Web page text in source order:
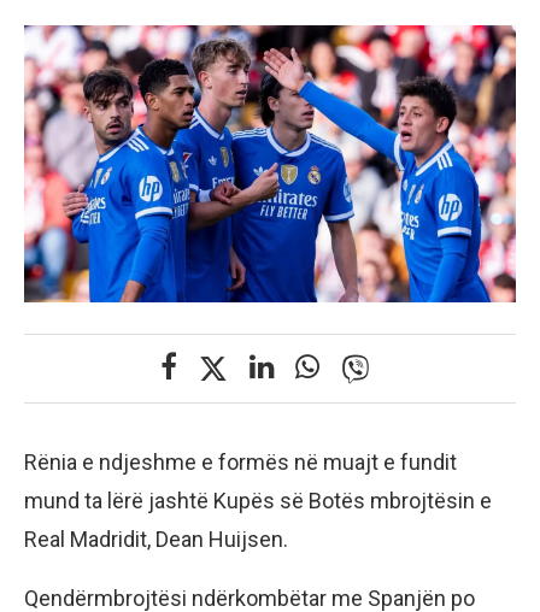
Rënia e ndjeshme e formës në muajt e fundit
mund ta lërë jashtë Kupës së Botës mbrojtësin e
Real Madridit, Dean Huijsen.
Qendërmbrojtësi ndërkombëtar me Spanjën po